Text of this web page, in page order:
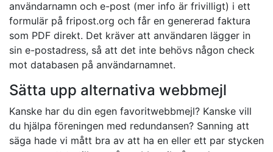
användarnamn och e-post (mer info är frivilligt) i ett
formulär på fripost.org och får en genererad faktura
som PDF direkt. Det kräver att användaren lägger in
sin e-postadress, så att det inte behövs någon check
mot databasen på användarnamnet.
Sätta upp alternativa webbmejl
Kanske har du din egen favoritwebbmejl? Kanske vill
du hjälpa föreningen med redundansen? Sanning att
säga hade vi mått bra av att ha en eller ett par stycken